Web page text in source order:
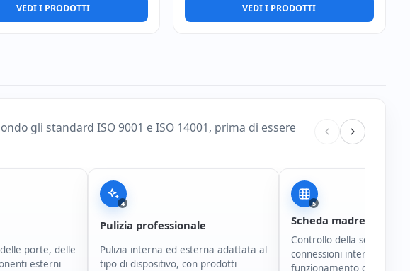
VEDI I PRODOTTI
VEDI I PRODOTTI
gli standard ISO 9001 e ISO 14001, prima di essere
porte, delle
esterni
4
Pulizia professionale
Pulizia interna ed esterna adattata al
tipo di dispositivo, con prodotti
5
Scheda madre e
Controllo della scheda
connessioni interne e del
funzionamento generale